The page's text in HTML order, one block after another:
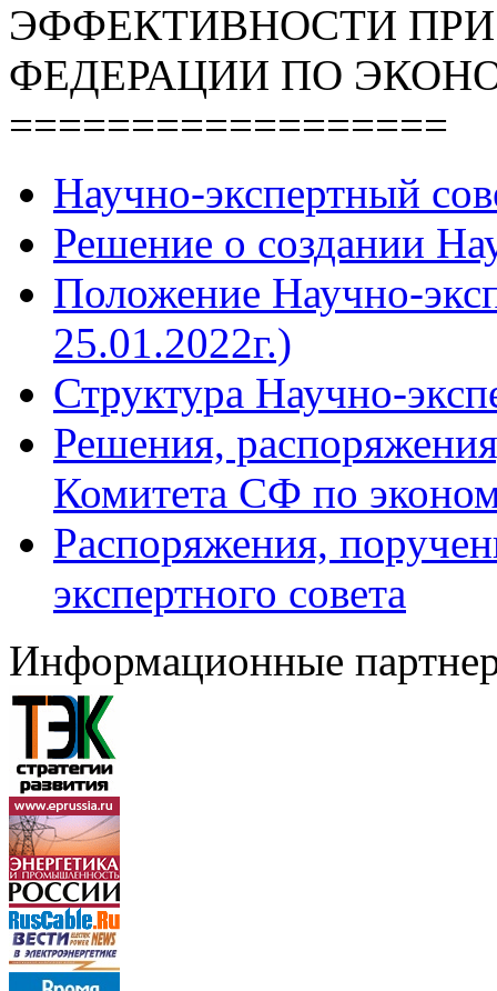
ЭФФЕКТИВНОСТИ
ФЕДЕРАЦИИ ПО
==================
Научно-экспертный
Решение о создании
Положение Научно-
25.01.2022г.)
Структура Научно-
Решения,
Комитета СФ по
Распоряжения,
экспертного совета
Информационные